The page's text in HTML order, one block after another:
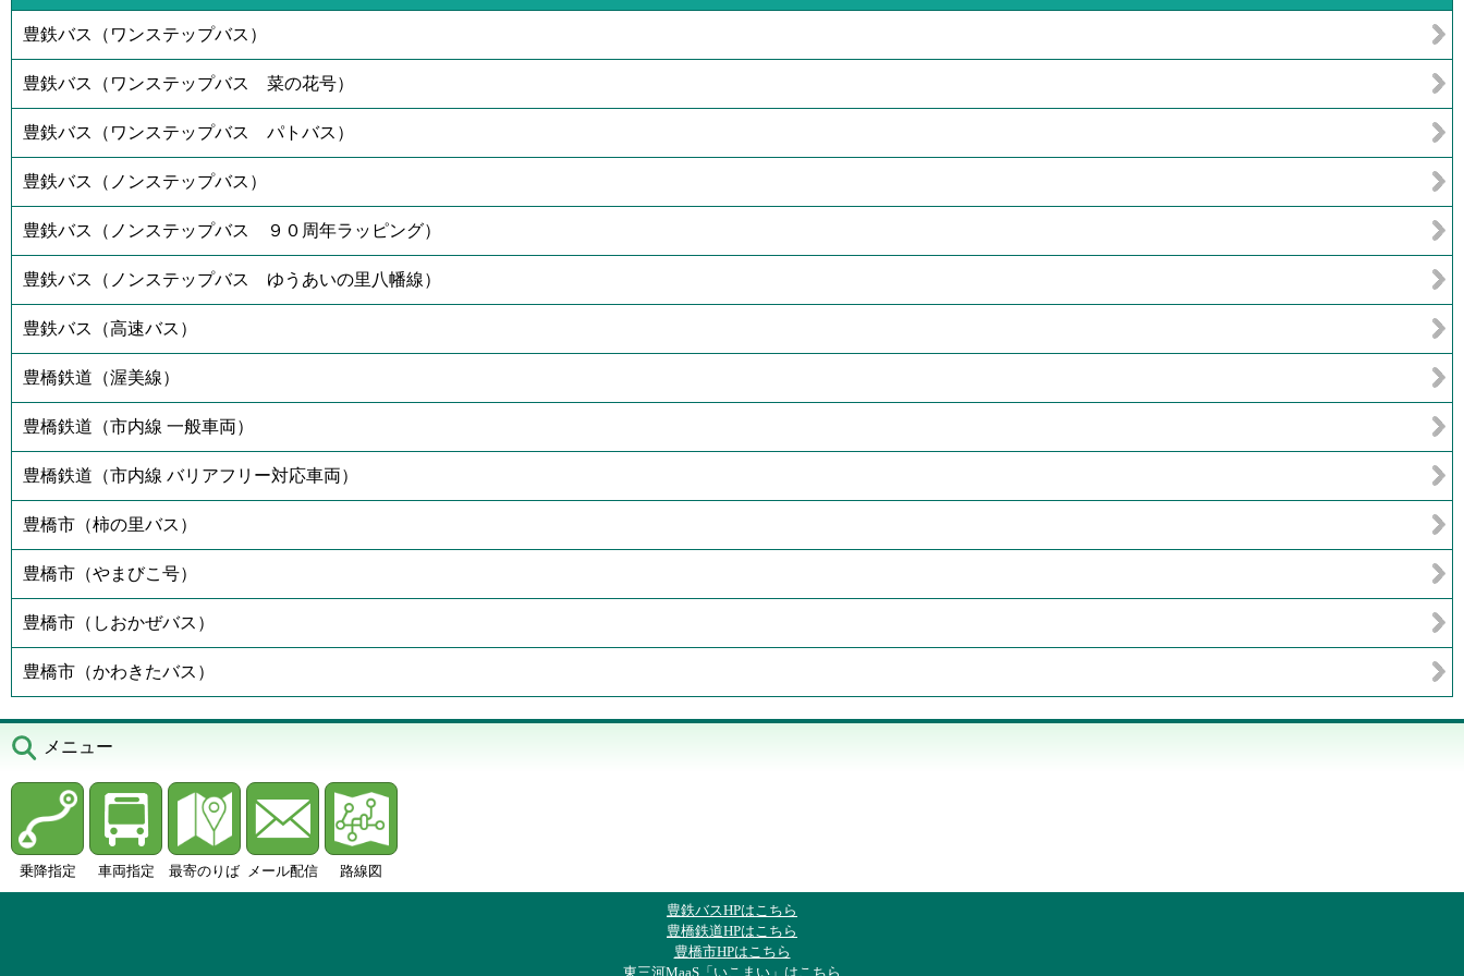
豊鉄バス（ワンステップバス）
豊鉄バス（ワンステップバス 菜の花号）
豊鉄バス（ワンステップバス パトバス）
豊鉄バス（ノンステップバス）
豊鉄バス（ノンステップバス ９０周年ラッピング）
豊鉄バス（ノンステップバス ゆうあいの里八幡線）
豊鉄バス（高速バス）
豊橋鉄道（渥美線）
豊橋鉄道（市内線 一般車両）
豊橋鉄道（市内線 バリアフリー対応車両）
豊橋市（柿の里バス）
豊橋市（やまびこ号）
豊橋市（しおかぜバス）
豊橋市（かわきたバス）
メニュー
乗降指定 車両指定 最寄のりば メール配信 路線図
豊鉄バスHPはこちら
豊橋鉄道HPはこちら
豊橋市HPはこちら
東三河MaaS「いこまい」はこちら